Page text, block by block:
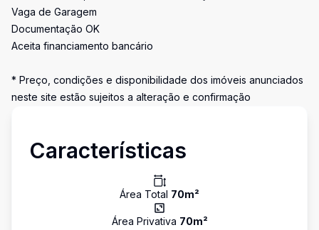
Vaga de Garagem
Documentação OK
Aceita financiamento bancário
* Preço, condições e disponibilidade dos imóveis anunciados
neste site estão sujeitos a alteração e confirmação
Características
Área Total 70m²
Área Privativa 70m²